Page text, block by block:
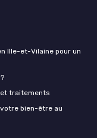
Ille-et-Vilaine pour un
et traitements
bien-être au